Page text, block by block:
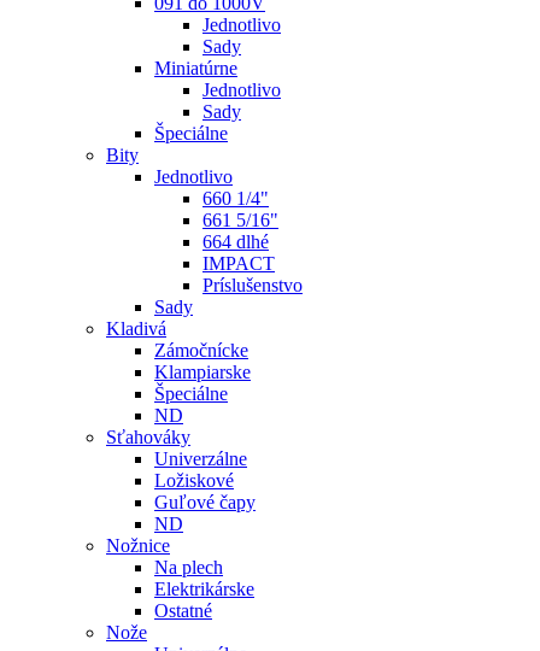
Jednotlivo
Sady
Miniatúrne
Jednotlivo
Sady
Špeciálne
Bity
Jednotlivo
660 1/4"
661 5/16"
664 dlhé
IMPACT
Príslušenstvo
Sady
Kladivá
Zámočnícke
Klampiarske
Špeciálne
ND
Sťahováky
Univerzálne
Ložiskové
Guľové čapy
ND
Nožnice
Na plech
Elektrikárske
Ostatné
Nože